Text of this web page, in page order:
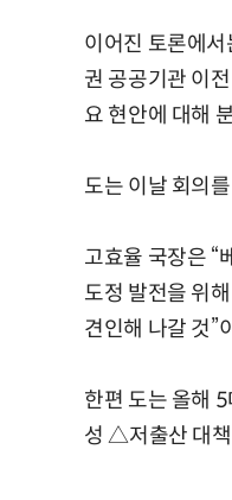
이어진 토론에
권 공공기관 이
요 현안에 대해
도는 이날 회의
고효율 국장은 “
도정 발전을 위
견인해 나갈 것”
한편 도는 올해
성 △저출산 대